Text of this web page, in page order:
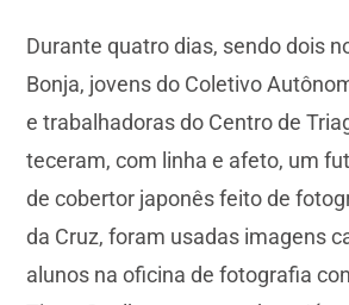
Durante quatro dias, sendo dois
Bonja, jovens do Coletivo
e trabalhadoras do Centro de
teceram, com linha e afeto, um
de cobertor japonês feito de
da Cruz, foram usadas imagens
alunos na oficina de fotografia